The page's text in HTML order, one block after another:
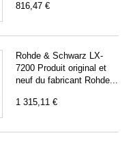
816,47 €
Rohde & Schwarz LX-
7200 Produit original et
neuf du fabricant Rohde...
1 315,11 €